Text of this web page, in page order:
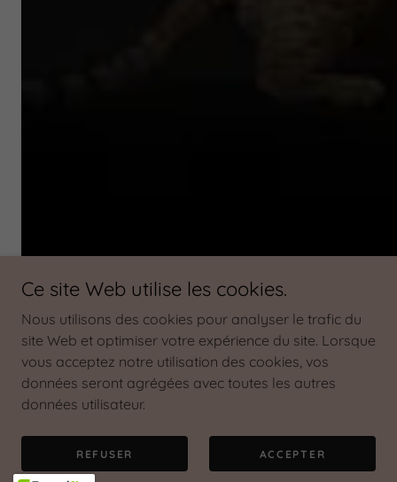
Ce site Web utilise les cookies.
Nous utilisons des cookies pour analyser le trafic du
site Web et optimiser votre expérience du site. Lorsque
vous acceptez notre utilisation des cookies, vos
données seront agrégées avec toutes les autres
données utilisateur.
REFUSER ACCEPTER